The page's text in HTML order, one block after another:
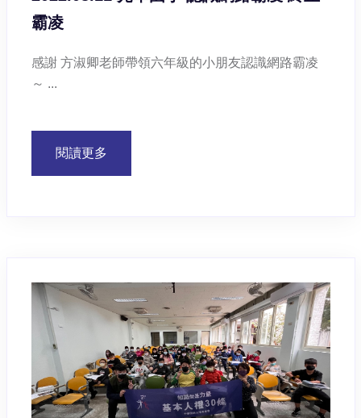
霸凌
感謝 方淑卿老師帶領六年級的小朋友認識網路霸凌
～ ...
閱讀更多